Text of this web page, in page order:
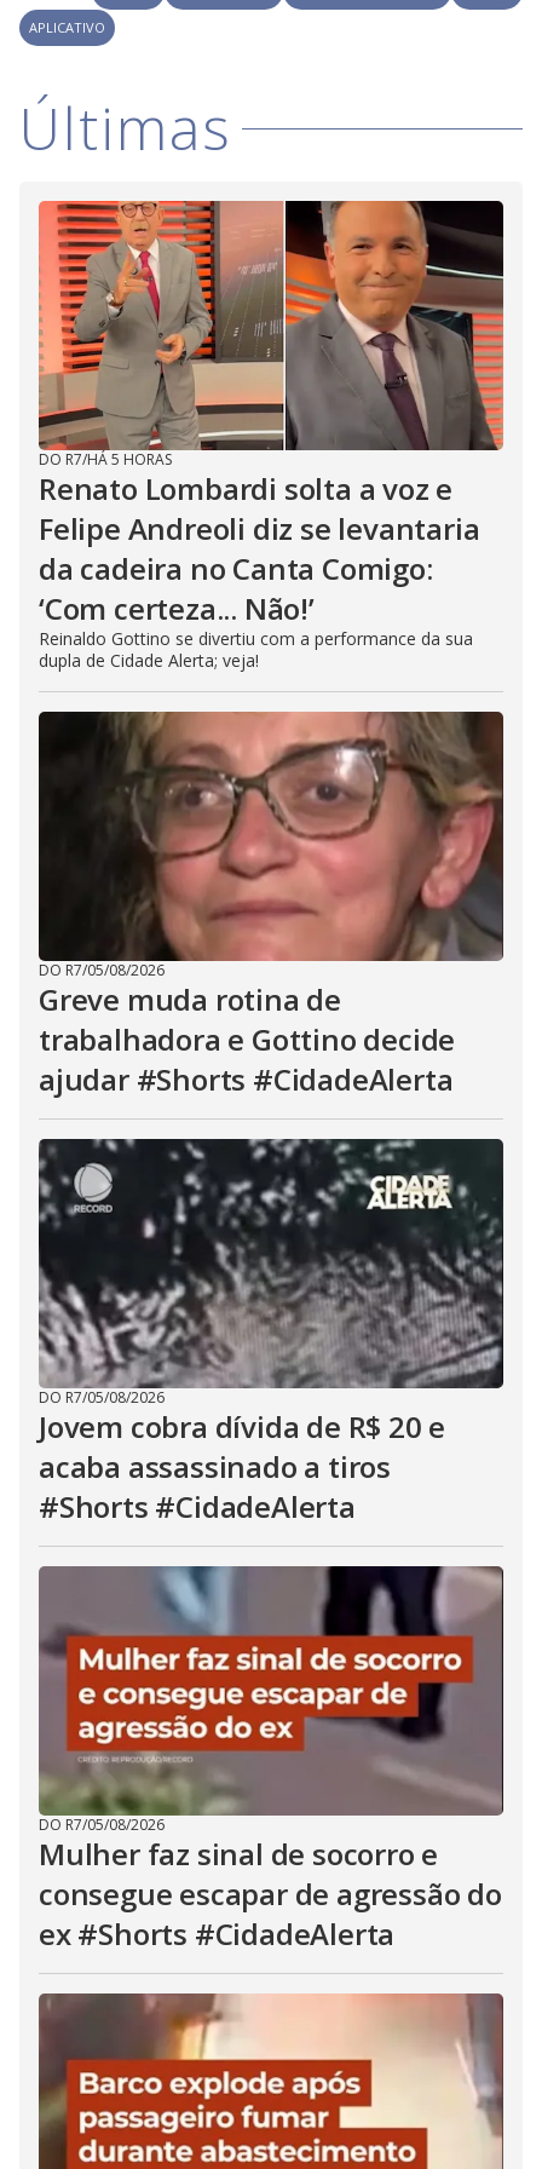
d
e
o
APLICATIVO
Últimas
DO R7/HÁ 5 HORAS
Renato Lombardi solta a voz e
Felipe Andreoli diz se levantaria
da cadeira no Canta Comigo:
‘Com certeza... Não!’
Reinaldo Gottino se divertiu com a performance da sua
dupla de Cidade Alerta; veja!
DO R7/05/08/2026
Greve muda rotina de
trabalhadora e Gottino decide
ajudar #Shorts #CidadeAlerta
DO R7/05/08/2026
Jovem cobra dívida de R$ 20 e
acaba assassinado a tiros
#Shorts #CidadeAlerta
DO R7/05/08/2026
Mulher faz sinal de socorro e
consegue escapar de agressão do
ex #Shorts #CidadeAlerta